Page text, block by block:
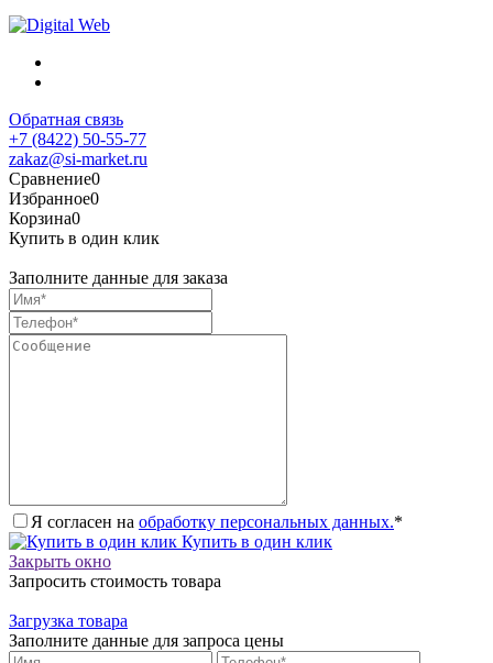
Обратная связь
+7 (8422) 50-55-77
zakaz@si-market.ru
Сравнение0
Избранное0
Корзина0
Купить в один клик
Заполните данные для заказа
Я согласен на обработку персональных данных.*
Купить в один клик
Закрыть окно
Запросить стоимость товара
Загрузка товара
Заполните данные для запроса цены